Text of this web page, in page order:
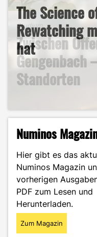
The Science
Rewatching
hat
Studium
Zwischen
Gengenbach
Standorten
Studium
B2B-
– und warum
berufliche
könntest
Studium
Mein
Guide durch
Studentenleben
Ästhetik,
Numinos
Hier gibt es das
Numinos Magazin
vorherigen
PDF zum Lesen und
Herunterladen.
Zum Magazin